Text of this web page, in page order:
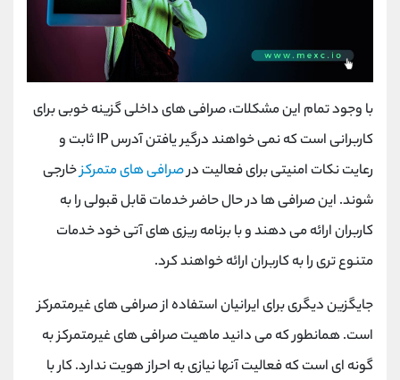
با وجود تمام این مشکلات، صرافی های داخلی گزینه خوبی برای
کاربرانی است که نمی خواهند درگیر یافتن آدرس IP ثابت و
رعایت نکات امنیتی برای فعالیت درصرافی های متمرکزخارجی
شوند. این صرافی ها در حال حاضر خدمات قابل قبولی را به
کاربران ارائه می دهند و با برنامه ریزی های آتی خود خدمات
متنوع تری را به کاربران ارائه خواهند کرد.
جایگزین دیگری برای ایرانیان استفاده از صرافی های غیرمتمرکز
است. همانطور که می دانید ماهیت صرافی های غیرمتمرکز به
گونه ای است که فعالیت آنها نیازی به احراز هویت ندارد. کار با